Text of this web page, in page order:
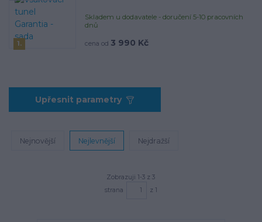
1.
Skladem u dodavatele - doručení 5-10 pracovních
dnů
cena od 3 990 Kč
Upřesnit parametry
Nejnovější Nejlevnější Nejdražší
Zobrazuji 1-3 z 3
strana
z 1